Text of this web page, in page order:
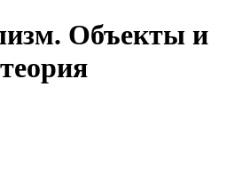
Объекты и